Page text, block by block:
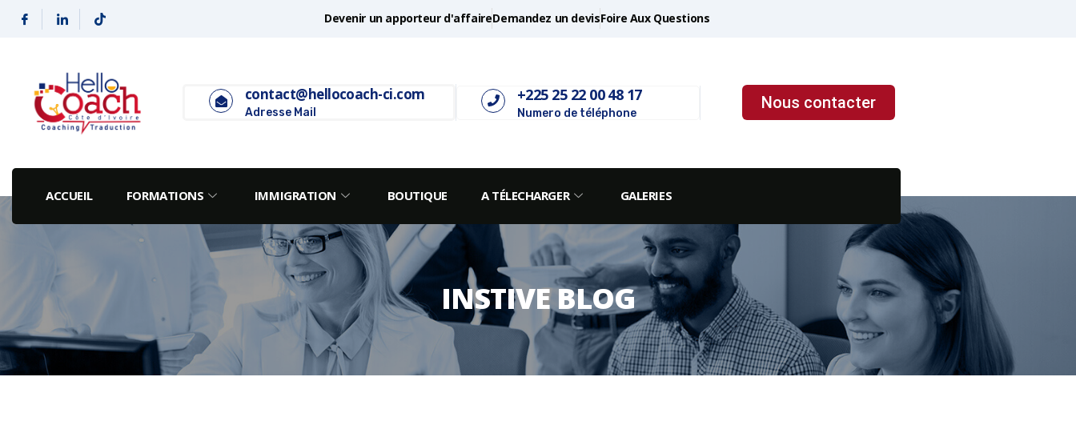
Devenir un apporteur d'affaireDemandez un devisFoire Aux Questions
contact@hellocoach-ci.com
Adresse Mail
+225 25 22 00 48 17
Numero de téléphone
Nous contacter
ACCUEIL FORMATIONS IMMIGRATION BOUTIQUE A TÉLECHARGER GALERIES
INSTIVE BLOG